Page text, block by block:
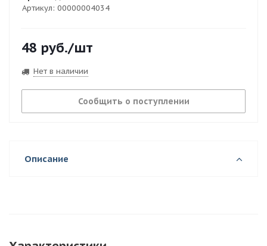
Артикул: 00000004034
48 руб./шт
Нет в наличии
Сообщить о поступлении
Описание